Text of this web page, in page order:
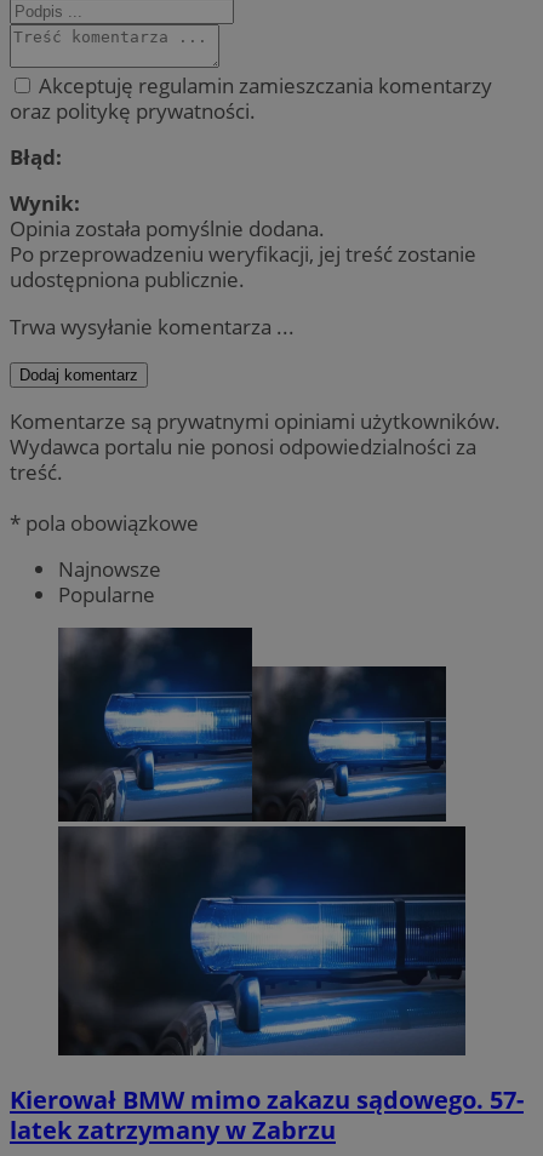
Akceptuję regulamin zamieszczania komentarzy
oraz politykę prywatności.
Błąd:
Wynik:
Opinia została pomyślnie dodana.
Po przeprowadzeniu weryfikacji, jej treść zostanie
udostępniona publicznie.
Trwa wysyłanie komentarza ...
Dodaj komentarz
Komentarze są prywatnymi opiniami użytkowników.
Wydawca portalu nie ponosi odpowiedzialności za
treść.
* pola obowiązkowe
Najnowsze
Popularne
Kierował BMW mimo zakazu sądowego. 57-
latek zatrzymany w Zabrzu